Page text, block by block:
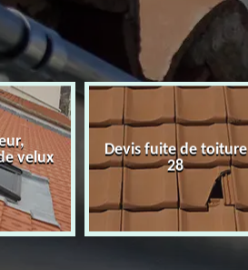
velux
Devis fuite de toiture
28